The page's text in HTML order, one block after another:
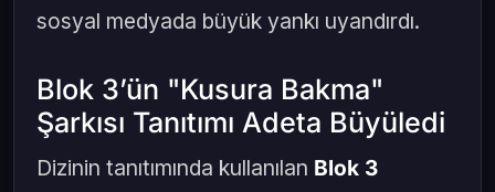
sosyal medyada büyük yankı uyandırdı.
Blok 3’ün "Kusura Bakma"
Şarkısı Tanıtımı Adeta Büyüledi
Dizinin tanıtımında kullanılan Blok 3